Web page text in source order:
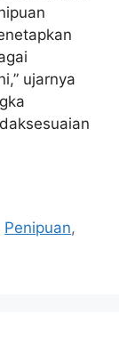
ujarnya
Penipuan,